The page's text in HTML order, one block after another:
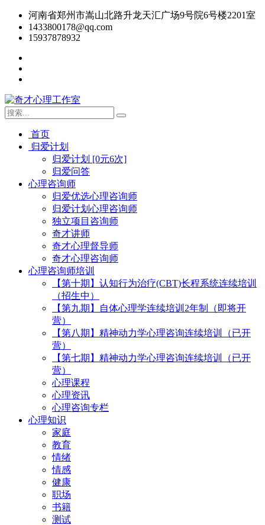
河南省郑州市嵩山北路升龙天汇广场9号院6号楼2201室
1433800178@qq.com
15937878932
首页
归爱计划
归爱计划 [0元6次]
归爱问答
心理咨询师
归爱优选心理咨询师
归爱计划心理咨询师
独立项目咨询师
奇才讲师
奇才心理督导师
奇才心理咨询师
心理咨询师培训
【第十期】认知行为治疗(CBT)长程系统连续培训
（招生中）
【第九期】自体心理学连续培训2年制（即将开
营）
【第八期】精神动力学心理咨询连续培训（已开
营）
【第七期】精神动力学心理咨询连续培训（已开
营）
心理课程
心理资讯
心理咨询专栏
心理知识
家庭
教育
情绪
情感
健康
职场
书籍
测试